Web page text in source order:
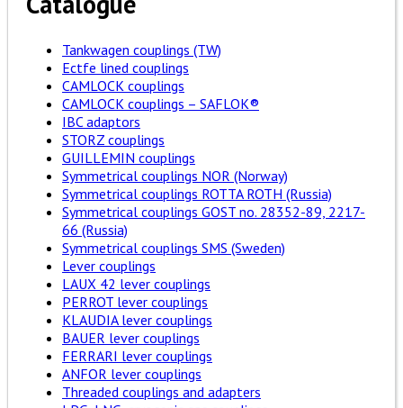
Tankwagen couplings (TW)
Ectfe lined couplings
CAMLOCK couplings
CAMLOCK couplings – SAFLOK®
IBC adaptors
STORZ couplings
GUILLEMIN couplings
Symmetrical couplings NOR (Norway)
Symmetrical couplings ROTTA ROTH (Russia)
Symmetrical couplings GOST no. 28352-89, 2217-
66 (Russia)
Symmetrical couplings SMS (Sweden)
Lever couplings
LAUX 42 lever couplings
PERROT lever couplings
KLAUDIA lever couplings
BAUER lever couplings
FERRARI lever couplings
ANFOR lever couplings
Threaded couplings and adapters